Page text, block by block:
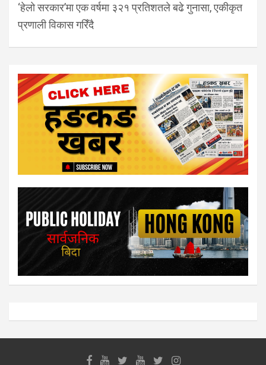
‘हेलो सरकार’मा एक वर्षमा ३२१ प्रतिशतले बढे गुनासा, एकीकृत
प्रणाली विकास गरिँदै